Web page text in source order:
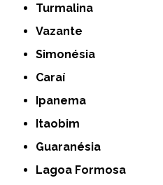
Turmalina
Vazante
Simonésia
Caraí
Ipanema
Itaobim
Guaranésia
Lagoa Formosa